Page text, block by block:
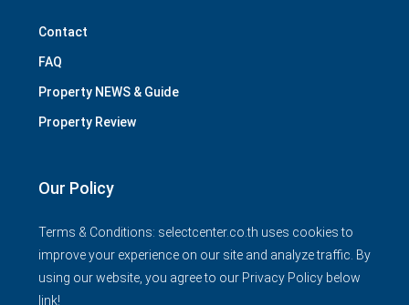
Contact
FAQ
Property NEWS & Guide
Property Review
Our Policy
Terms & Conditions: selectcenter.co.th uses cookies to
improve your experience on our site and analyze traffic. By
using our website, you agree to our Privacy Policy below
link!